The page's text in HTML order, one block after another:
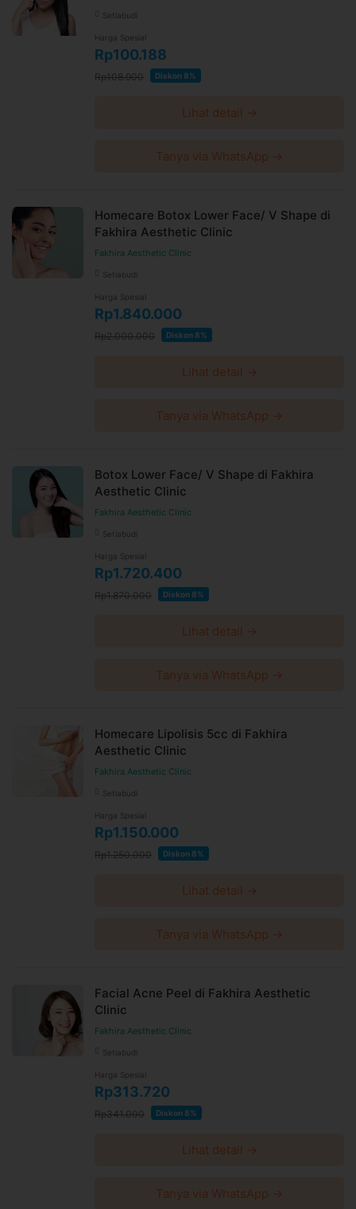
Setiabudi
Harga Spesial
Rp100.188
Rp108.900 Diskon 8%
Lihat detail →
Tanya via WhatsApp →
Homecare Botox Lower Face/ V Shape di
Fakhira Aesthetic Clinic
Fakhira Aesthetic Clinic
Setiabudi
Harga Spesial
Rp1.840.000
Rp2.000.000 Diskon 8%
Lihat detail →
Tanya via WhatsApp →
Botox Lower Face/ V Shape di Fakhira
Aesthetic Clinic
Fakhira Aesthetic Clinic
Setiabudi
Harga Spesial
Rp1.720.400
Rp1.870.000 Diskon 8%
Lihat detail →
Tanya via WhatsApp →
Homecare Lipolisis 5cc di Fakhira
Aesthetic Clinic
Fakhira Aesthetic Clinic
Setiabudi
Harga Spesial
Rp1.150.000
Rp1.250.000 Diskon 8%
Lihat detail →
Tanya via WhatsApp →
Facial Acne Peel di Fakhira Aesthetic
Clinic
Fakhira Aesthetic Clinic
Setiabudi
Harga Spesial
Rp313.720
Rp341.000 Diskon 8%
Lihat detail →
Tanya via WhatsApp →